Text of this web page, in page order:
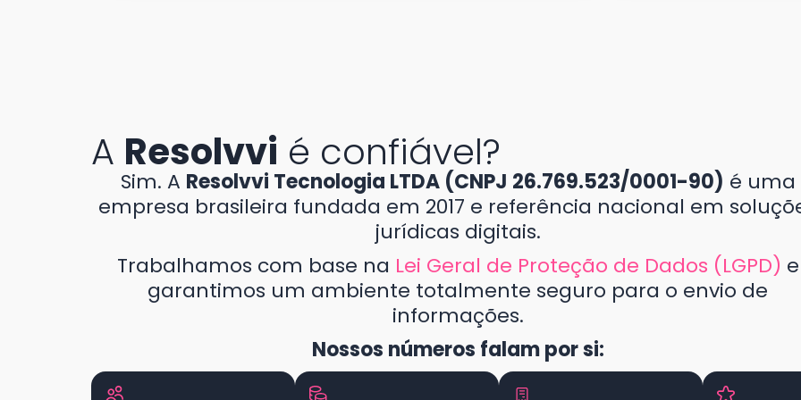
A Resolvvi é confiável?
Sim. A Resolvvi Tecnologia LTDA (CNPJ 26.769.523/0001-90) é uma
empresa brasileira fundada em 2017 e referência nacional em
jurídicas digitais.
Trabalhamos com base na Lei Geral de Proteção de Dados (LGPD) e
garantimos um ambiente totalmente seguro para o envio de
informações.
Nossos números falam por si: